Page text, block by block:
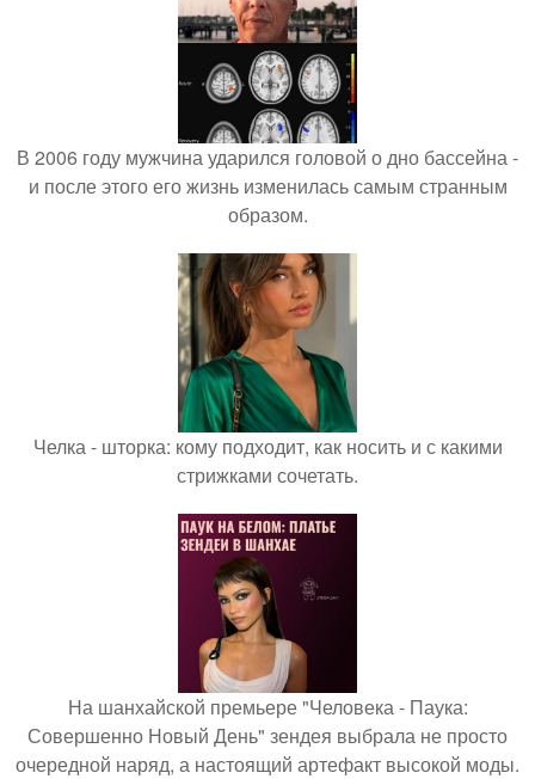
В 2006 году мужчина ударился головой о дно бассейна -
и после этого его жизнь изменилась самым странным
образом.
Челка - шторка: кому подходит, как носить и с какими
стрижками сочетать.
На шанхайской премьере "Человека - Паука:
Совершенно Новый День" зендея выбрала не просто
очередной наряд, а настоящий артефакт высокой моды.